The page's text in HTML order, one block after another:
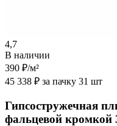
4,7
В наличии
390 ₽/м²
45 338 ₽ за пачку 31 шт
Гипсостружечная
фальцевой кромкой